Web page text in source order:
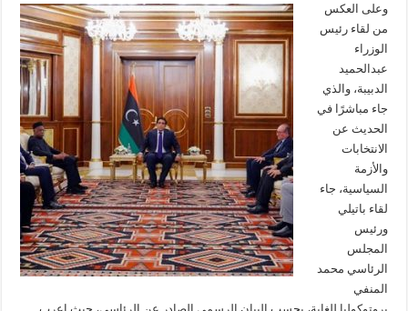
وعلى العكس
من لقاء رئيس
الوزراء
عبدالحميد
الدبيبة، والذي
جاء مباشرًا في
الحديث عن
الانتخابات
والأزمة
السياسية، جاء
لقاء باتيلي
ورئيس
المجلس
الرئاسي محمد
المنفي